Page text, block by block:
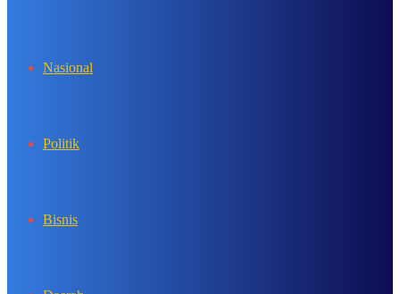
Nasional
Politik
Bisnis